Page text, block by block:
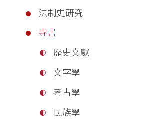
法制史研究
專書
歷史文獻
文字學
考古學
民族學